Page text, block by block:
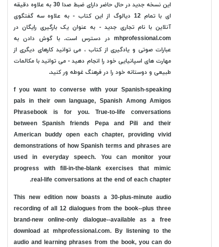
این نسخه جدید در حال حاضر دارای ضبط صدا 30 به علاوه دقیقه
ای با تمام 12 دیالوگ از این کتاب - به علاوه سه گفتگوی
آنلاین با نام تجاری جدید - به عنوان یک بارگیری رایگان در
mhprofessional.com در دسترس است. با گوش دادن به
عبارات صوتی و یادگیری از کتاب ، می توانید کارهای دیگری از
مهارت های اسپانیایی خود را انجام دهید - می توانید با مکالمات
طبیعی و دوستانه خود را در فرهنگ غوطه ور کنید.
f you want to converse with your Spanish-speaking
pals in their own language, Spanish Among Amigos
Phrasebook is for you. True-to-life conversations
between Spanish friends Pepa and Pili and their
American buddy open each chapter, providing vivid
demonstrations of how Spanish terms and phrases are
used in everyday speech. You can monitor your
progress with fill-in-the-blank exercises that mimic
real-life conversations at the end of each chapter.
This new edition now boasts a 30-plus-minute audio
recording of all 12 dialogues from the book--plus three
brand-new online-only dialogue--available as a free
download at mhprofessional.com. By listening to the
audio and learning phrases from the book, you can do